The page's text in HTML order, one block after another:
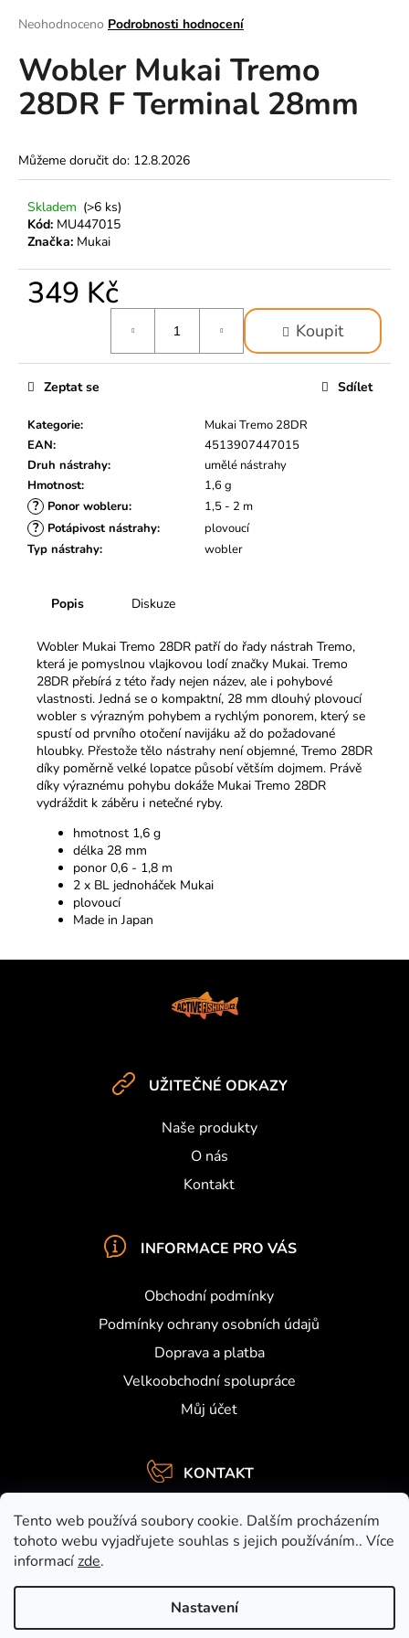
Tento web používá soubory cookie. Dalším procházením
tohoto webu vyjadřujete souhlas s jejich používáním.. Více
informacízde.
Nastavení
Průměrné
produktu
je
0,0
z
Neohodnoceno Podrobnosti hodnocení
Wobler Mukai Tremo
28DR F Terminal 28mm
Můžeme doručit do: 12.8.2026
Skladem (>6 ks)
Kód: MU447015
Značka: Mukai
349 Kč
Koupit
Kategorie:
Mukai Tremo 28DR
EAN:
4513907447015
Druh nástrahy:
umělé nástrahy
Hmotnost: 1,6 g
? Ponor wobleru: 1,5 - 2 m
? Potápivost nástrahy:
plovoucí
Typ nástrahy: wobler
Zeptat se Sdílet
Popis Diskuze
Wobler Mukai Tremo 28DR patří do řady nástrah Tremo,
která je pomyslnou vlajkovou lodí značky Mukai. Tremo
28DR přebírá z této řady nejen název, ale i pohybové
vlastnosti. Jedná se o kompaktní, 28 mm dlouhý plovoucí
wobler s výrazným pohybem a rychlým ponorem, který se
spustí od prvního otočení navijáku až do požadované
hloubky. Přestože tělo nástrahy není objemné, Tremo 28DR
díky poměrně velké lopatce působí větším dojmem. Právě
díky výraznému pohybu dokáže Mukai Tremo 28DR
vydráždit k záběru i netečné ryby.
hmotnost 1,6 g
délka 28 mm
ponor 0,6 - 1,8 m
2 x BL jednoháček Mukai
plovoucí
Made in Japan
a
í
t
?
HLEDAT
D
r
u
u
m
e
UŽITEČNÉ ODKAZY
Naše produkty
O nás
Kontakt
INFORMACE PRO VÁS
Obchodní podmínky
Podmínky ochrany osobních údajů
Doprava a platba
Velkoobchodní spolupráce
Můj účet
KONTAKT
+420734459948
https://www.facebook.com/activefishing.cz
activefishingshop